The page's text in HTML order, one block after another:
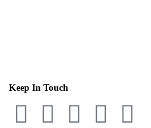
Keep In Touch